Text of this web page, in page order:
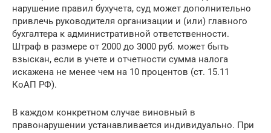
нарушение правил бухучета, суд может дополнительно
привлечь руководителя организации и (или) главного
бухгалтера к административной ответственности.
Штраф в размере от 2000 до 3000 руб. может быть
взыскан, если в учете и отчетности сумма налога
искажена не менее чем на 10 процентов (ст. 15.11
КоАП РФ).
В каждом конкретном случае виновный в
правонарушении устанавливается индивидуально. При